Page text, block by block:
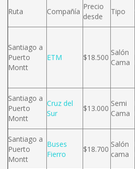
Ruta Compañía
Precio
desde
Tipo
Santiago a
Puerto
Montt
ETM $18.500
Salón
Cama
Santiago a
Puerto
Montt
Cruz del
Sur
$13.000
Semi
Cama
Santiago a
Puerto
Montt
Buses
Fierro
$18.700
Salón
cama